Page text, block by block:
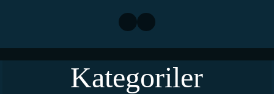
Kategoriler